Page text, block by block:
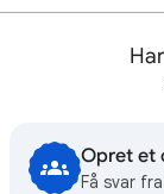
Opret et
Få svar